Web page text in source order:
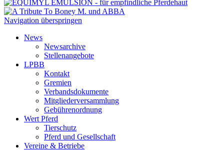
Navigation überspringen
News
Newsarchive
Stellenangebote
LPBB
Kontakt
Gremien
Verbandsdokumente
Mitgliederversammlung
Gebührenordnung
Wert Pferd
Tierschutz
Pferd und Gesellschaft
Vereine & Betriebe